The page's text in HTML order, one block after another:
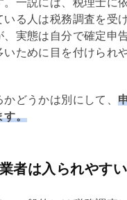
。一説には、税理士に
いる人は税務調査を受
実態は自分で確定申
いために目を付けられ
かどうかは別にして、
す。
者は入られやす